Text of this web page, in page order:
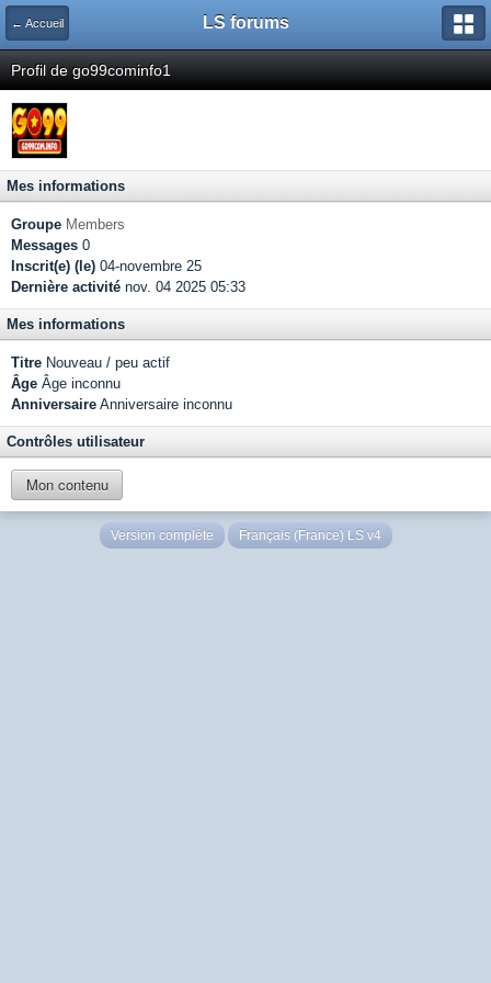
← Accueil LS forums
Profil de go99cominfo1
Mes informations
Groupe Members
Messages 0
Inscrit(e) (le) 04-novembre 25
Dernière activité nov. 04 2025 05:33
Mes informations
Titre Nouveau / peu actif
Âge Âge inconnu
Anniversaire Anniversaire inconnu
Contrôles utilisateur
Mon contenu
Version complète Français (France) LS v4